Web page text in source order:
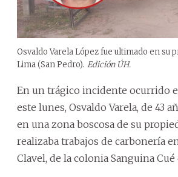
Osvaldo Varela López fue ultimado en su
Lima (San Pedro). Edición ÚH.
En un trágico incidente ocurrido
este lunes, Osvaldo Varela, de 43
en una zona boscosa de su
realizaba trabajos de carbonería
Clavel, de la colonia Sanguina Cué